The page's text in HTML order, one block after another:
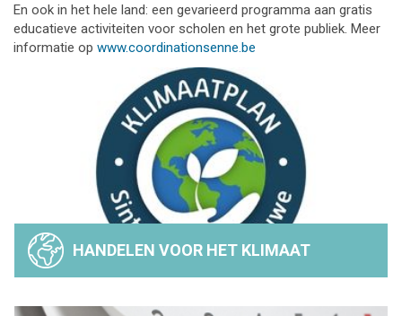
En ook in het hele land: een gevarieerd programma aan gratis
educatieve activiteiten voor scholen en het grote publiek. Meer
informatie op www.coordinationsenne.be
HANDELEN VOOR HET KLIMAAT